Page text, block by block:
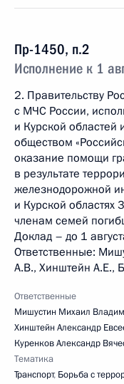
Пр-1450, п.2
Исполнение к 1
2. Правительству
с МЧС России,
и Курской
обществом
оказание помощи
в результате
железнодорожной
и Курской
членам семей
Доклад – до 1
Ответственные:
А.В., Хинштейн А.Е.,
Ответственные
Мишустин Михаил
Хинштейн Александр
Куренков Александр
Тематика
Транспорт, Борьба с